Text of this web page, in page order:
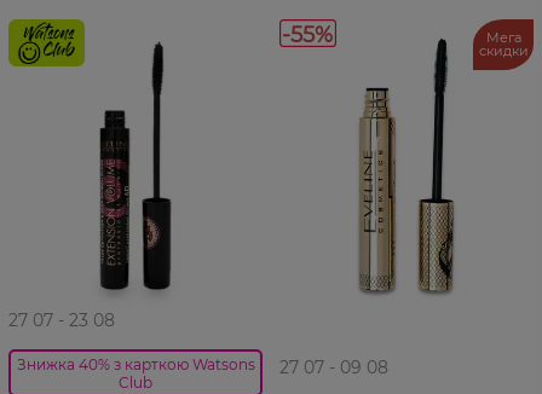
27 07 - 23 08
Знижка 40% з карткою Watsons
Club
-55% Мега
скидки
27 07 - 09 08